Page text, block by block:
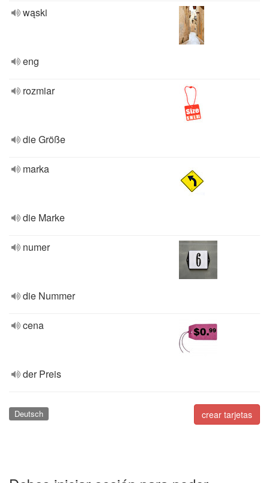
wąski
eng
rozmiar
die Größe
marka
die Marke
numer
die Nummer
cena
der Preis
crear tarjetas
Deutsch